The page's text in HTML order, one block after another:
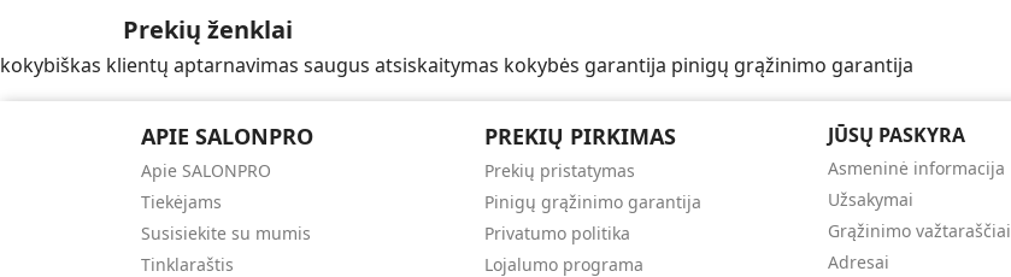
Prekių ženklai
kokybiškas klientų aptarnavimas saugus atsiskaitymas kokybės garantija pinigų grąžinimo garantija
APIE SALONPRO
Apie SALONPRO
Tiekėjams
Susisiekite su mumis
Tinklaraštis
PREKIŲ PIRKIMAS
Prekių pristatymas
Pinigų grąžinimo garantija
Privatumo politika
Lojalumo programa
JŪSŲ PASKYRA
Asmeninė informacija
Užsakymai
Grąžinimo važtaraščiai
Adresai